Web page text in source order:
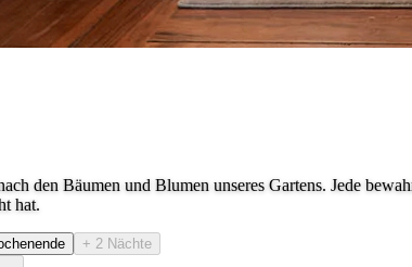
den Bäumen und Blumen unseres Gartens. Jede
hat.
+ 2 Nächte